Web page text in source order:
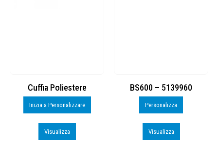
Cuffia Poliestere
Inizia a Personalizzare
Visualizza
BS600 – 5139960
Personalizza
Visualizza